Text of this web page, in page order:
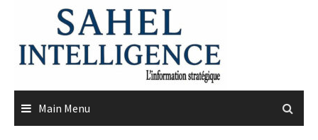
content
Main Menu